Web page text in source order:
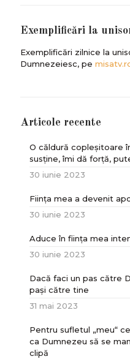
Exemplificări la
Exemplificări zilnice la
Dumnezeiesc, pe
Articole recente
O căldură copleșitoare
susține, îmi dă forță,
30 iunie 2023
Ființa mea a devenit
30 iunie 2023
Aduce în ființa mea
30 iunie 2023
Dacă faci un pas către
paşi către tine
31 mai 2023
Pentru sufletul „meu“
ca Dumnezeu să se
clipă